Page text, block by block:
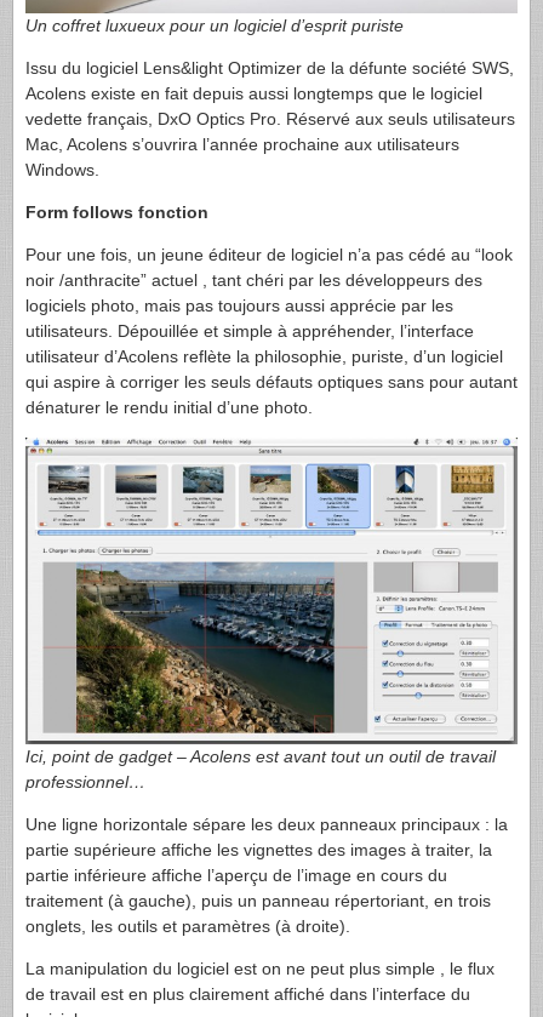
Un coffret luxueux pour un logiciel d’esprit puriste
Issu du logiciel Lens&light Optimizer de la défunte société SWS
Acolens existe en fait depuis aussi longtemps que le logiciel
vedette français, DxO Optics Pro. Réservé aux seuls utilisateurs
Mac, Acolens s’ouvrira l’année prochaine aux utilisateurs
Windows.
Form follows fonction
Pour une fois, un jeune éditeur de logiciel n’a pas cédé au “look
noir /anthracite” actuel , tant chéri par les développeurs des
logiciels photo, mais pas toujours aussi apprécie par les
utilisateurs. Dépouillée et simple à appréhender, l’interface
utilisateur d’Acolens reflète la philosophie, puriste, d’un logiciel
qui aspire à corriger les seuls défauts optiques sans pour autant
dénaturer le rendu initial d’une photo.
Ici, point de gadget – Acolens est avant tout un outil de travail
professionnel…
Une ligne horizontale sépare les deux panneaux principaux : la
partie supérieure affiche les vignettes des images à traiter, la
partie inférieure affiche l’aperçu de l’image en cours du
traitement (à gauche), puis un panneau répertoriant, en trois
onglets, les outils et paramètres (à droite).
La manipulation du logiciel est on ne peut plus simple , le flux
de travail est en plus clairement affiché dans l’interface du